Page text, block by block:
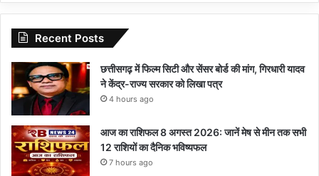
Recent Posts
छत्तीसगढ़ में फिल्म सिटी और सेंसर बोर्ड की मांग, गिरधारी यादव
ने केंद्र-राज्य सरकार को लिखा पत्र
4 hours ago
आज का राशिफल 8 अगस्त 2026: जानें मेष से मीन तक सभी
12 राशियों का दैनिक भविष्यफल
7 hours ago